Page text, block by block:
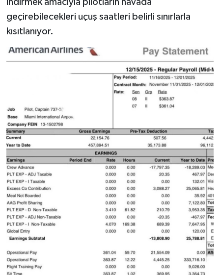
geçirebilecekleri uçuş saatleri belirli sınırlarla
kısıtlanıyor.